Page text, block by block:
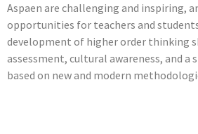
Aspaen are challenging and inspiring,
opportunities for teachers and
development of higher order thinking
assessment, cultural awareness, and
based on new and modern